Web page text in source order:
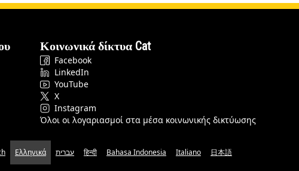
Κοινωνικά δίκτυα Cat
Facebook
LinkedIn
YouTube
X
Instagram
Όλοι οι λογαριασμοί στα μέσα κοινωνικής δικτύωσης
Ελληνικά עברית हिन्दी Bahasa Indonesia Italiano 日本語